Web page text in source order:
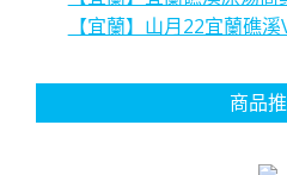
【宜蘭】山月22宜蘭礁
商品